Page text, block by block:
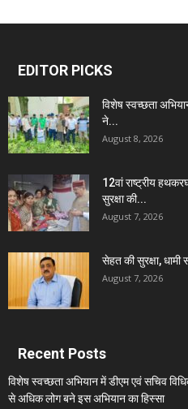
EDITOR PICKS
विशेष स्वच्छता
ने...
August 8, 2026
12वां राष्ट्रीय
सुरक्षा की...
August 7, 2026
सेहत की सुरक्षा, धामी
August 7, 2026
Recent Posts
विशेष स्वच्छता अभियान में डीएम एवं सचिव
से अधिक लोग बने इस अभियान का हिस्सा